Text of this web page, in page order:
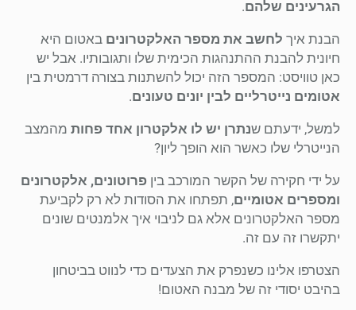
הגרעינים שלהם.
הבנת איך לחשב את מספר האלקטרונים באטום היא
חיונית להבנת ההתנהגות הכימית שלו ותגובותיו. אבל יש
כאן טוויסט: המספר הזה יכול להשתנות בצורה דרמטית בין
אטומים נייטרליים לבין יונים טעונים.
למשל, ידעתם שנתרן יש לו אלקטרון אחד פחות מהמצב
הנייטרלי שלו כאשר הוא הופך ליון?
על ידי חקירה של הקשר המורכב בין פרוטונים, אלקטרונים
ומספרים אטומיים, תפתחו את הסודות לא רק לקביעת
מספר האלקטרונים אלא גם לניבוי איך אלמנטים שונים
יתקשרו זה עם זה.
הצטרפו אלינו כשנפרק את הצעדים כדי לנווט בביטחון
בהיבט יסודי זה של מבנה האטום!